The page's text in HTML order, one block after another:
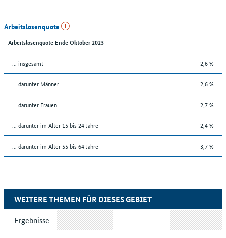
Arbeitslosenquote
Arbeitslosenquote Ende Oktober 2023
... insgesamt 2,6 %
... darunter Männer 2,6 %
... darunter Frauen 2,7 %
... darunter im Alter 15 bis 24 Jahre 2,4 %
... darunter im Alter 55 bis 64 Jahre 3,7 %
WEITERE THEMEN FÜR DIESES GEBIET
Ergebnisse